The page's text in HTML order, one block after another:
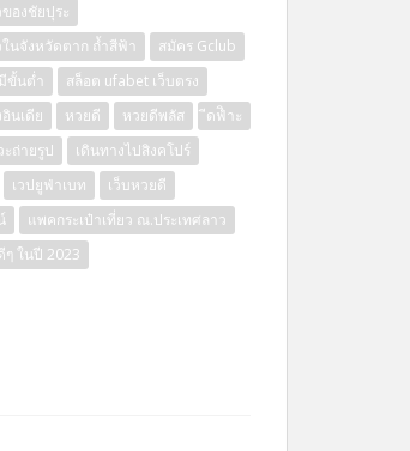
องชัยปุระ
นจังหวัดตาก ถ้ำสีฟ้า
สมัคร Gclub
ขั้นต่ำ
สล็อต ufabet เว็บตรง
นเดีย
หวยดี หวยดีพลัส
ีดฟิำะ
ถ่ายรูป
เดินทางไปสิงคโปร์
เวปยูฟ่าเบท
เว็บหวยดี
แพคกระเป๋าเที่ยว ณ.ประเทศลาว
ๆ ในปี 2023